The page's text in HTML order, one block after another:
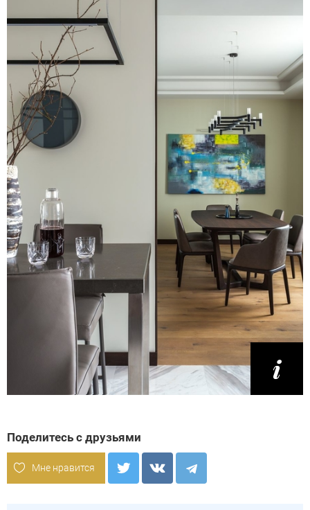
Поделитесь с друзьями
Мне нравится